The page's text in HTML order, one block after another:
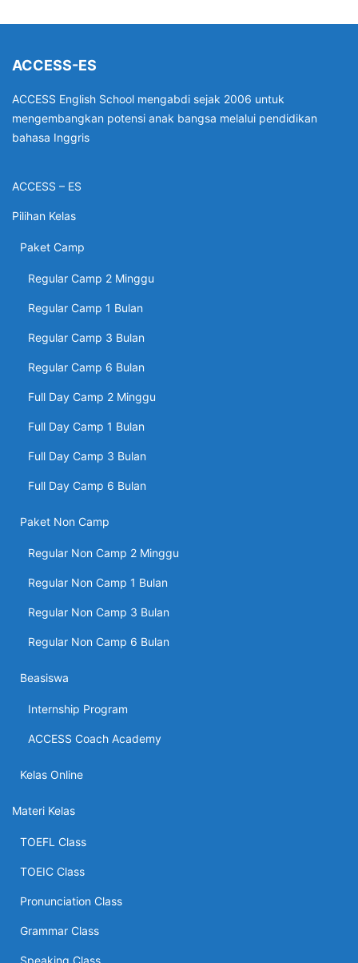
ACCESS-ES
ACCESS English School mengabdi sejak 2006 untuk
mengembangkan potensi anak bangsa melalui pendidikan
bahasa Inggris
ACCESS – ES
Pilihan Kelas
Paket Camp
Regular Camp 2 Minggu
Regular Camp 1 Bulan
Regular Camp 3 Bulan
Regular Camp 6 Bulan
Full Day Camp 2 Minggu
Full Day Camp 1 Bulan
Full Day Camp 3 Bulan
Full Day Camp 6 Bulan
Paket Non Camp
Regular Non Camp 2 Minggu
Regular Non Camp 1 Bulan
Regular Non Camp 3 Bulan
Regular Non Camp 6 Bulan
Beasiswa
Internship Program
ACCESS Coach Academy
Kelas Online
Materi Kelas
TOEFL Class
TOEIC Class
Pronunciation Class
Grammar Class
Speaking Class